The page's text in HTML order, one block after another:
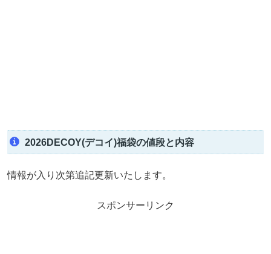
2026DECOY(デコイ)福袋の値段と内容
情報が入り次第追記更新いたします。
スポンサーリンク